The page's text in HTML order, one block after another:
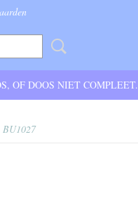
OF DOOS NIET COMPLEET.
BU1027